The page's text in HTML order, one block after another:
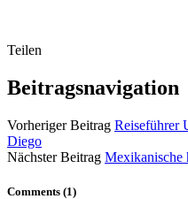
Teilen
Beitragsnavigation
Vorheriger Beitrag Reiseführer
Diego
Nächster Beitrag Mexikanische
Comments (1)